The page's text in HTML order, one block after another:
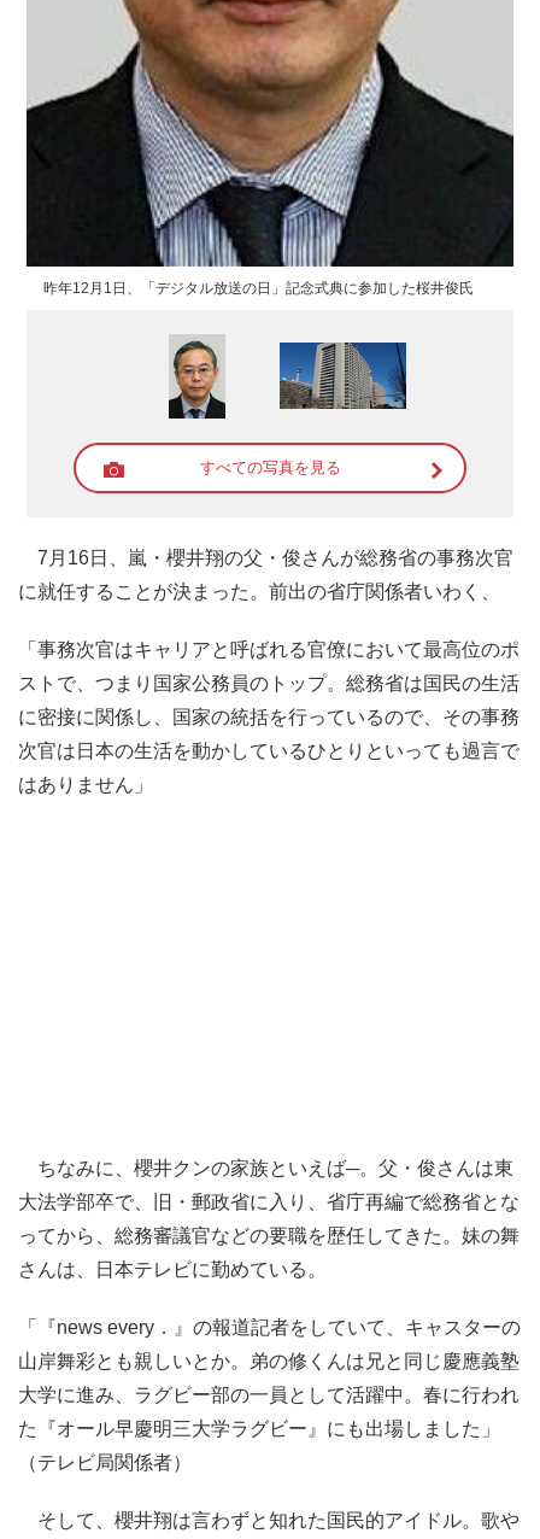
昨年12月1日、「デジタル放送の日」記念式典に参加した桜井俊氏
すべての写真を見る
7月16日、嵐・櫻井翔の父・俊さんが総務省の事務次官
に就任することが決まった。前出の省庁関係者いわく、
「事務次官はキャリアと呼ばれる官僚において最高位のポ
ストで、つまり国家公務員のトップ。総務省は国民の生活
に密接に関係し、国家の統括を行っているので、その事務
次官は日本の生活を動かしているひとりといっても過言で
はありません」
ちなみに、櫻井クンの家族といえば─。父・俊さんは東
大法学部卒で、旧・郵政省に入り、省庁再編で総務省とな
ってから、総務審議官などの要職を歴任してきた。妹の舞
さんは、日本テレビに勤めている。
「『news every．』の報道記者をしていて、キャスターの
山岸舞彩とも親しいとか。弟の修くんは兄と同じ慶應義塾
大学に進み、ラグビー部の一員として活躍中。春に行われ
た『オール早慶明三大学ラグビー』にも出場しました」
（テレビ局関係者）
そして、櫻井翔は言わずと知れた国民的アイドル。歌や